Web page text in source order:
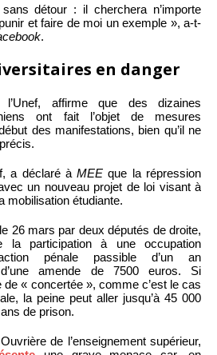
détour : il cherchera n’importe
et faire de moi un exemple », a-t-
.
en danger
l’Unef, affirme que des dizaines
ont fait l’objet de mesures
des manifestations, bien qu’il ne
a déclaré àMEE que la répression
un nouveau projet de loi visant à
mobilisation étudiante.
26 mars par deux députés de droite,
participation à une occupation
pénale passible d’un an
d’une amende de 7500 euros. Si
de « concertée », comme c’est le cas
la peine peut aller jusqu’à 45 000
de prison.
de l’enseignement supérieur,